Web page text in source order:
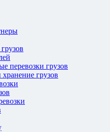
перевозки грузов
грузов